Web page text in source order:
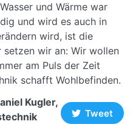
und Wärme war
und wird es auch in
wird, ist die
setzen wir an: Wir wollen
am Puls der Zeit
schafft Wohlbefinden.
Kugler,
Tweet